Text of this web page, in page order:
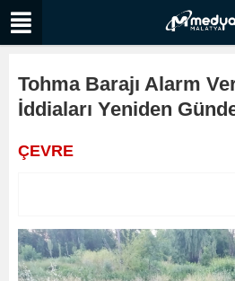
Tohma Barajı Alarm
İddiaları Yeniden
ÇEVRE